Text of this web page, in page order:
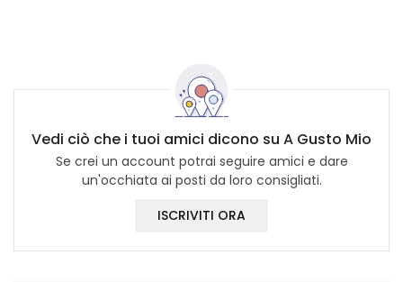
Vedi ciò che i tuoi amici dicono su A Gusto Mio
Se crei un account potrai seguire amici e dare
un'occhiata ai posti da loro consigliati.
ISCRIVITI ORA